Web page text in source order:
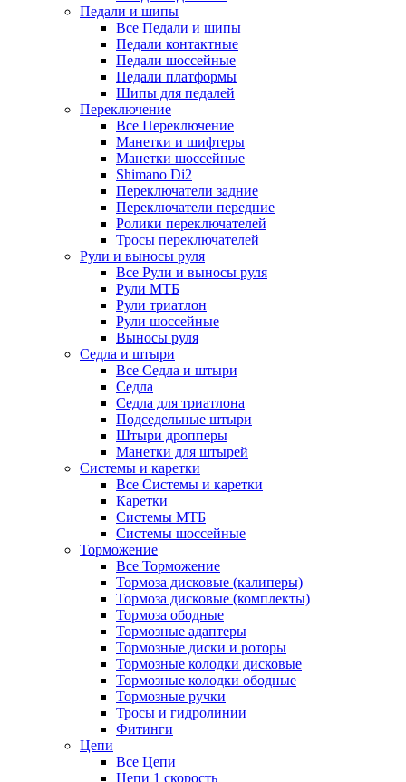
Педали и шипы
Все Педали и шипы
Педали контактные
Педали шоссейные
Педали платформы
Шипы для педалей
Переключение
Все Переключение
Манетки и шифтеры
Манетки шоссейные
Shimano Di2
Переключатели задние
Переключатели передние
Ролики переключателей
Тросы переключателей
Рули и выносы руля
Все Рули и выносы руля
Рули МТБ
Рули триатлон
Рули шоссейные
Выносы руля
Седла и штыри
Все Седла и штыри
Седла
Седла для триатлона
Подседельные штыри
Штыри дропперы
Манетки для штырей
Системы и каретки
Все Системы и каретки
Каретки
Системы МТБ
Системы шоссейные
Торможение
Все Торможение
Тормоза дисковые (калиперы)
Тормоза дисковые (комплекты)
Тормоза ободные
Тормозные адаптеры
Тормозные диски и роторы
Тормозные колодки дисковые
Тормозные колодки ободные
Тормозные ручки
Тросы и гидролинии
Фитинги
Цепи
Все Цепи
Цепи 1 скорость